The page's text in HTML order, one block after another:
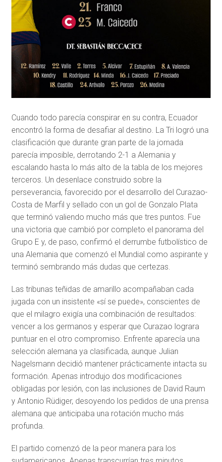
Cuando todo parecía conspirar en su contra, Ecuador
encontró la forma de desafiar al destino. La Tri logró una
clasificación que durante gran parte de la jornada
parecía imposible, derrotando 2-1 a Alemania y
escalando hasta lo más alto de la tabla de los mejores
terceros. Un desenlace construido sobre la
perseverancia, favorecido por el desarrollo del Curazao-
Costa de Marfil y sellado con un gol de Gonzalo Plata
que terminó valiendo mucho más que tres puntos. Fue
una victoria que cambió por completo el panorama del
Grupo E y, de paso, confirmó el derrumbe futbolístico de
una Alemania que comenzó el Mundial como aspirante y
terminó sembrando más dudas que certezas.
Las tribunas teñidas de amarillo acompañaban cada
jugada con un insistente «sí se puede», conscientes de
que el milagro exigía una combinación de resultados:
vencer a los germanos y esperar que Curazao lograra
puntuar en el otro compromiso. Enfrente aparecía una
selección alemana ya clasificada, aunque Julian
Nagelsmann decidió mantener prácticamente intacta su
formación. Apenas introdujo dos modificaciones
obligadas por lesión, con las inclusiones de David Raum
y Antonio Rüdiger, desoyendo los pedidos de una prensa
alemana que anticipaba una rotación mucho más
profunda.
El partido comenzó de la peor manera para los